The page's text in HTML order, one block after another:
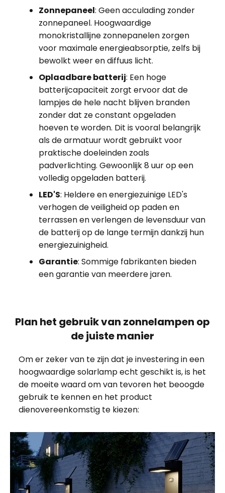
Zonnepaneel: Geen acculading zonder
zonnepaneel. Hoogwaardige
monokristallijne zonnepanelen zorgen
voor maximale energieabsorptie, zelfs bij
bewolkt weer en diffuus licht.
Oplaadbare batterij: Een hoge
batterijcapaciteit zorgt ervoor dat de
lampjes de hele nacht blijven branden
zonder dat ze constant opgeladen
hoeven te worden. Dit is vooral belangrijk
als de armatuur wordt gebruikt voor
praktische doeleinden zoals
padverlichting. Gewoonlijk 8 uur op een
volledig opgeladen batterij.
LED'S: Heldere en energiezuinige LED's
verhogen de veiligheid op paden en
terrassen en verlengen de levensduur van
de batterij op de lange termijn dankzij hun
energiezuinigheid.
Garantie: Sommige fabrikanten bieden
een garantie van meerdere jaren.
Plan het gebruik van zonnelampen op
de juiste manier
Om er zeker van te zijn dat je investering in een
hoogwaardige solarlamp echt geschikt is, is het
de moeite waard om van tevoren het beoogde
gebruik te kennen en het product
dienovereenkomstig te kiezen: